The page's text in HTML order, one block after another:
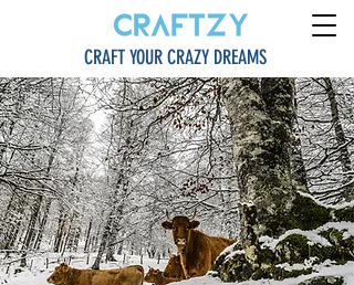
CRAFT YOUR CRAZY DREAMS